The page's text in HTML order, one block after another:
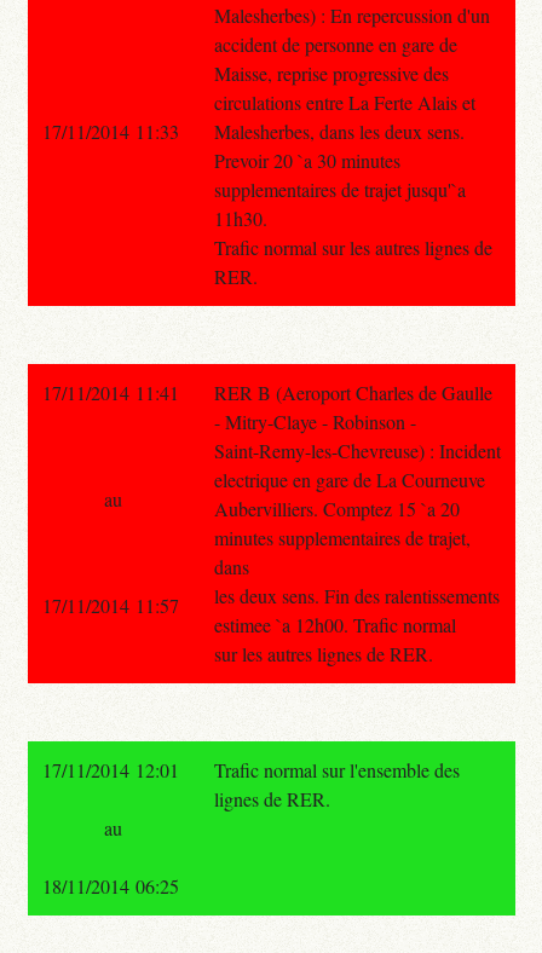
Malesherbes) : En repercussion d'un
accident de personne en gare de
Maisse, reprise progressive des
circulations entre La Ferte Alais et
Malesherbes, dans les deux sens.
Prevoir 20 `a 30 minutes
supplementaires de trajet jusqu'`a
11h30.
Trafic normal sur les autres lignes de
RER.
17/11/2014 11:33
17/11/2014 11:41
RER B (Aeroport Charles de Gaulle
- Mitry-Claye - Robinson -
Saint-Remy-les-Chevreuse) : Incident
electrique en gare de La Courneuve
Aubervilliers. Comptez 15 `a 20
minutes supplementaires de trajet,
dans
les deux sens. Fin des ralentissements
estimee `a 12h00. Trafic normal
sur les autres lignes de RER.
au
17/11/2014 11:57
17/11/2014 12:01
Trafic normal sur l'ensemble des
lignes de RER.
au
18/11/2014 06:25